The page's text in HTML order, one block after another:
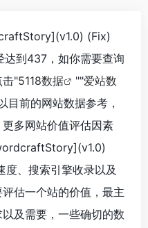
(Fix)
到437，如你需要查询
击"5118数据 ""爱站数
目前的网站数据参考，
多网站价值评估因素
、搜索引擎收录以及
估一个站的价值，最主
及需要，一些确切的数